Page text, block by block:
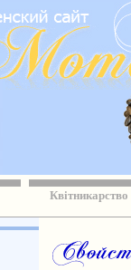
Квітникарство